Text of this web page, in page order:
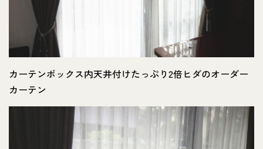
カーテンボックス内天井付けたっぷり2倍ヒダのオーダー
カーテン